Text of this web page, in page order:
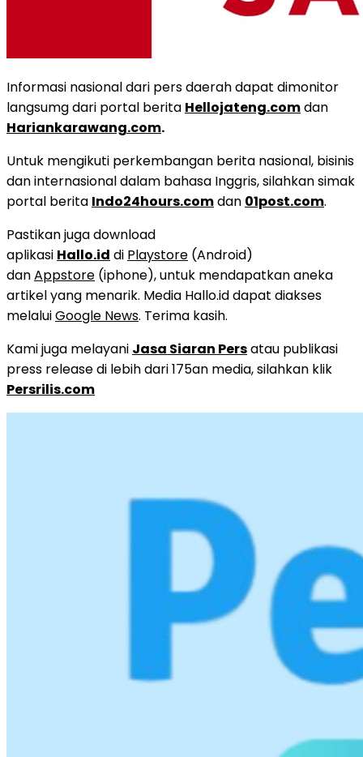
Informasi nasional dari pers daerah dapat dimonitor
langsumg dari portal berita Hellojateng.comdan
Hariankarawang.com.
Untuk mengikuti perkembangan berita nasional, bisinis
dan internasional dalam bahasa Inggris, silahkan simak
portal berita Indo24hours.comdan 01post.com.
Pastikan juga download
aplikasi Hallo.id di Playstore (Android)
danAppstore (iphone), untuk mendapatkan aneka
artikel yang menarik. Media Hallo.id dapat diakses
melaluiGoogle News. Terima kasih.
Kami juga melayani Jasa Siaran Persatau publikasi
press release di lebih dari 175an media, silahkan klik
Persrilis.com